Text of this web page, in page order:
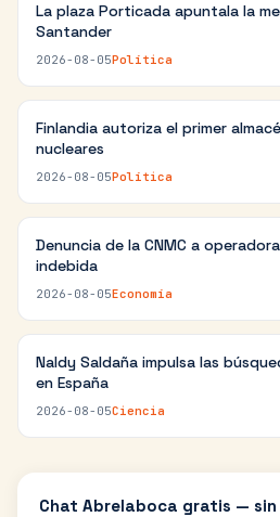
La plaza Porticada apuntala la
Santander
2026-08-05Política
Finlandia autoriza el primer
nucleares
2026-08-05Política
Denuncia de la CNMC a
indebida
2026-08-05Economía
Naldy Saldaña impulsa las
en España
2026-08-05Ciencia
Chat Abrelaboca gratis —